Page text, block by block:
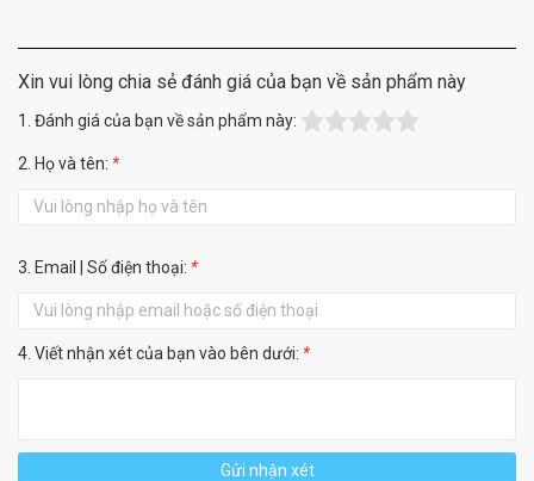
Xin vui lòng chia sẻ đánh giá của bạn về sản phẩm này
1. Đánh giá của bạn về sản phẩm này:
2. Họ và tên: *
3. Email | Số điện thoại: *
4. Viết nhận xét của bạn vào bên dưới: *
Gửi nhận xét